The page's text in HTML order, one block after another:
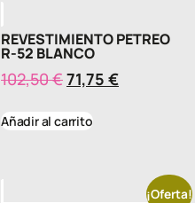
REVESTIMIENTO PETREO
R-52 BLANCO
102,50€71,75 €
Añadir al carrito
¡Oferta!